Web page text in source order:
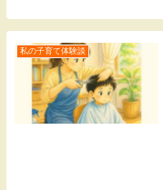
私の子育て体験談